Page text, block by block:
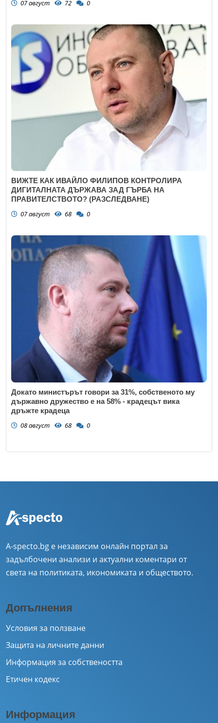
07 август 72 0
ВИЖТЕ КАК ИВАЙЛО ФИЛИПОВ КОНТРОЛИРА
ДИГИТАЛНАТА ДЪРЖАВА ЗАД ГЪРБА НА
ПРАВИТЕЛСТВОТО? (РАЗСЛЕДВАНЕ)
07 август 68 0
Докато министърът говори за 31%, собственото му
държавно дружество е на 58% - крадецът вика
дръжте крадеца
08 август 68 0
A-specto.bg е независим онлайн портал за
задълбочени анализи и актуални коментари от
света на политиката, икономиката и обществото.
Допълнения
Условия за ползване
Защита на личните данни
Информация за собствеността
Етичен кодекс
Информация